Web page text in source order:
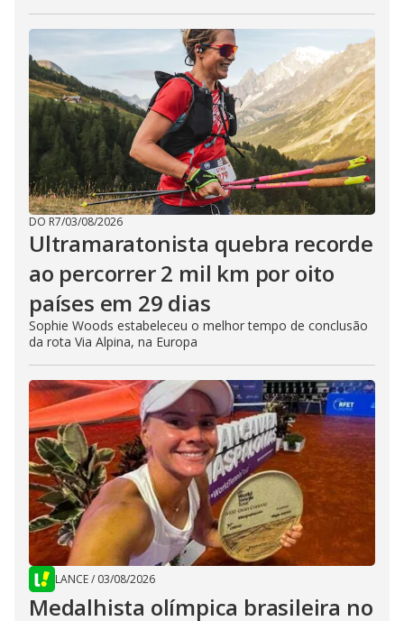
DO R7/03/08/2026
Ultramaratonista quebra recorde
ao percorrer 2 mil km por oito
países em 29 dias
Sophie Woods estabeleceu o melhor tempo de conclusão
da rota Via Alpina, na Europa
LANCE/ 03/08/2026
Medalhista olímpica brasileira no